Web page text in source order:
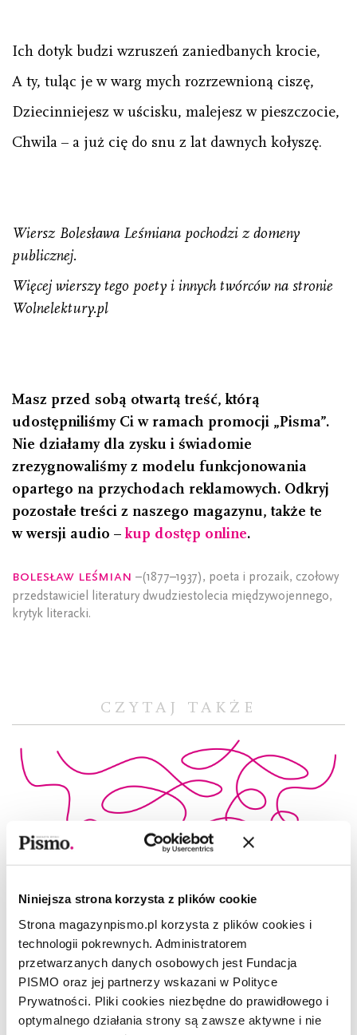
Niniejsza strona korzysta z plików cookie
Strona magazynpismo.pl korzysta z plików cookies i
technologii pokrewnych. Administratorem
przetwarzanych danych osobowych jest Fundacja
PISMO oraz jej partnerzy wskazani w Polityce
Prywatności. Pliki cookies niezbędne do prawidłowego i
optymalnego działania strony są zawsze aktywne i nie
Ich dotyk budzi wzruszeń zaniedbanych krocie,
A ty, tuląc je w warg mych rozrzewnioną ciszę,
Dziecinniejesz w uścisku, malejesz w pieszczocie,
Chwila – a już cię do snu z lat dawnych kołyszę.
Wiersz Bolesława Leśmiana pochodzi z domeny
publicznej.
Więcej wierszy tego poety i innych twórców na stronie
Wolnelektury.pl
Masz przed sobą otwartą treść, którą
udostępniliśmy Ci w ramach promocji „Pisma”.
Nie działamy dla zysku i świadomie
zrezygnowaliśmy z modelu funkcjonowania
opartego na przychodach reklamowych. Odkryj
pozostałe treści z naszego magazynu, także te
w wersji audio –kup dostęp online.
Bolesław Leśmian –(1877–1937), poeta i prozaik, czołowy
przedstawiciel literatury dwudziestolecia międzywojennego,
krytyk literacki.
CZYTAJ TAKŻE